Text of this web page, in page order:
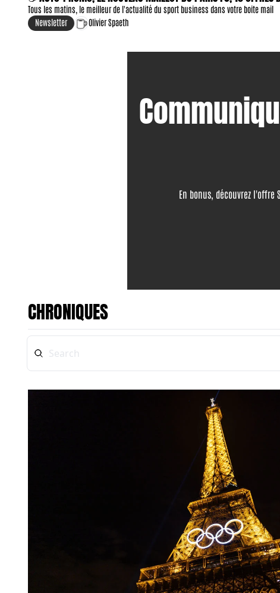
Tous les matins, le meilleur de l'actualité du sport business dans votre boite mail
Newsletter
Olivier Spaeth
En bonus, découvrez l'offre
CHRONIQUES